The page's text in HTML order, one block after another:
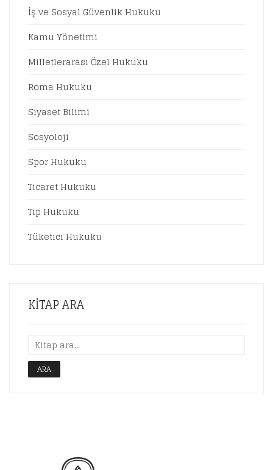
İş ve Sosyal Güvenlik Hukuku
Kamu Yönetimi
Milletlerarası Özel Hukuku
Roma Hukuku
Siyaset Bilimi
Sosyoloji
Spor Hukuku
Ticaret Hukuku
Tıp Hukuku
Tüketici Hukuku
KITAP ARA
ARA